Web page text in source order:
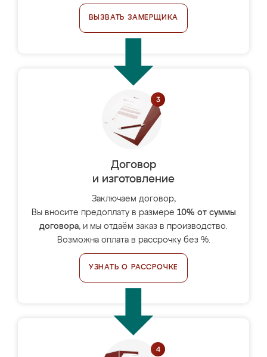
ВЫЗВАТЬ ЗАМЕРЩИКА
Договор
и изготовление
Заключаем договор,
Вы вносите предоплату в размере 10% от суммы
договора, и мы отдаём заказ в производство.
Возможна оплата в рассрочку без %.
УЗНАТЬ О РАССРОЧКЕ